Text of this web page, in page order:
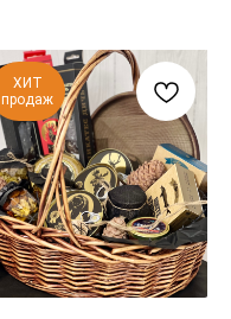
ХИТ
продаж